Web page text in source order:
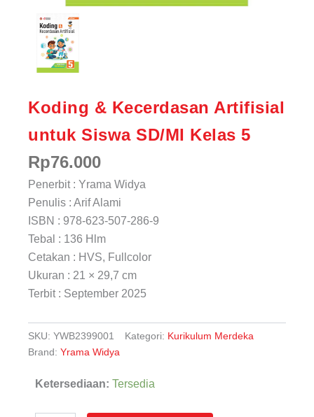
Koding & Kecerdasan Artifisial
untuk Siswa SD/MI Kelas 5
Rp76.000
Penerbit : Yrama Widya
Penulis : Arif Alami
ISBN : 978-623-507-286-9
Tebal : 136 Hlm
Cetakan : HVS, Fullcolor
Ukuran : 21 × 29,7 cm
Terbit : September 2025
SKU: YWB2399001 Kategori: Kurikulum Merdeka
Brand: Yrama Widya
Ketersediaan: Tersedia
Kuantitas